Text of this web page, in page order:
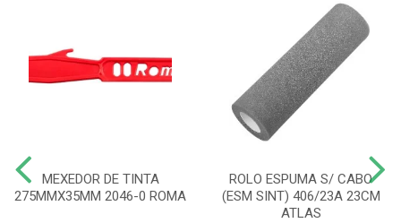
MEXEDOR DE TINTA
275MMX35MM 2046-0 ROMA
ROLO ESPUMA S/ CABO
(ESM SINT) 406/23A 23CM
ATLAS